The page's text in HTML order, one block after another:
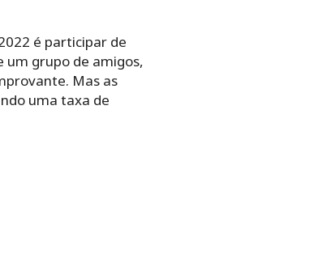
é participar de
grupo de amigos,
Mas as
uma taxa de